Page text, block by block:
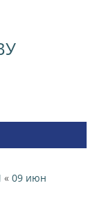
« 09 июн